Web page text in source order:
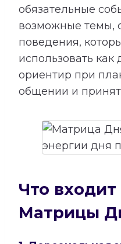
обязательные
возможные темы,
поведения,
использовать
ориентир при
общении и
Что входит
Матрицы